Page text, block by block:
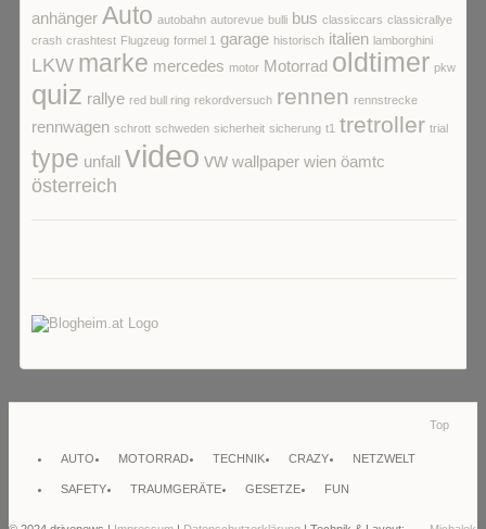
anhänger Auto autobahn autorevue bulli bus classiccars classicrallye
crash crashtest Flugzeug formel 1 garage historisch italien lamborghini
LKW marke mercedes motor Motorrad oldtimer pkw
quiz rallye red bull ring rekordversuch rennen rennstrecke
rennwagen schrott schweden sicherheit sicherung t1 tretroller trial
type unfall video vw wallpaper wien öamtc
österreich
AUTO MOTORRAD TECHNIK CRAZY NETZWELT
SAFETY TRAUMGERÄTE GESETZE FUN
Top